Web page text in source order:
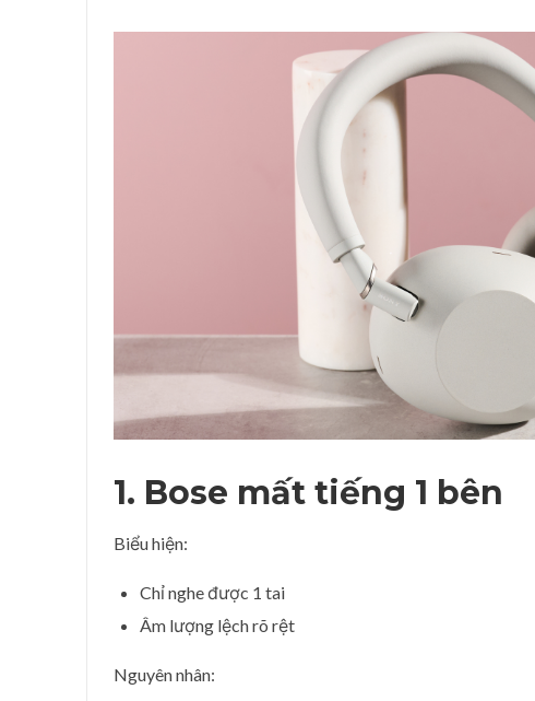
1. Bose mất tiếng 1 bên
Biểu hiện:
Chỉ nghe được 1 tai
Âm lượng lệch rõ rệt
Nguyên nhân: